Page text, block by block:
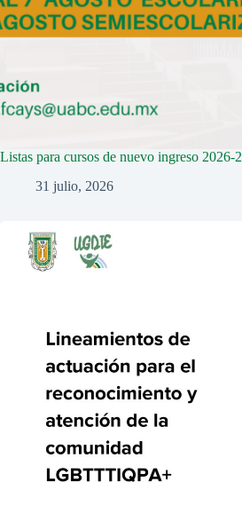
Listas para cursos de nuevo ingreso 2026-2
31 julio, 2026